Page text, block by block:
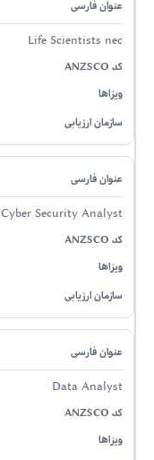
Life Scientists nec
Cyber Security Analyst
Data Analyst